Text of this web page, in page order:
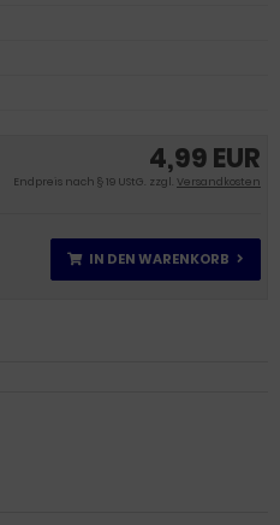
4,99 EUR
Endpreis nach § 19 UStG. zzgl. Versandkosten
IN DEN WARENKORB